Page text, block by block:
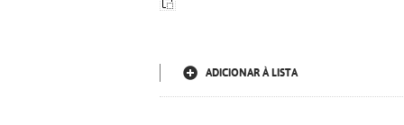
ADICIONAR À LISTA